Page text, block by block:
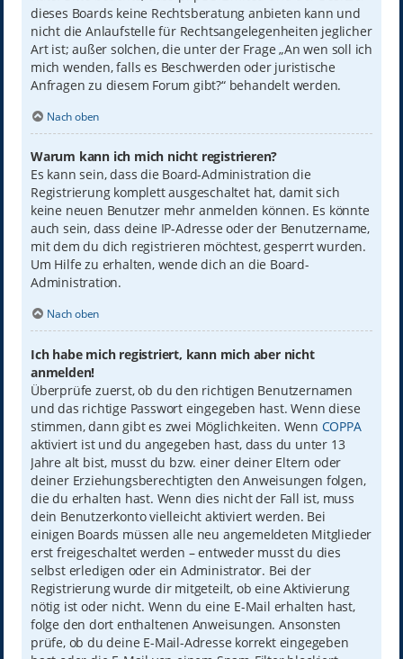
dieses Boards keine Rechtsberatung anbieten kann und
nicht die Anlaufstelle für Rechtsangelegenheiten jeglicher
Art ist; außer solchen, die unter der Frage „An wen soll ich
mich wenden, falls es Beschwerden oder juristische
Anfragen zu diesem Forum gibt?“ behandelt werden.
Nach oben
Warum kann ich mich nicht registrieren?
Es kann sein, dass die Board-Administration die
Registrierung komplett ausgeschaltet hat, damit sich
keine neuen Benutzer mehr anmelden können. Es könnte
auch sein, dass deine IP-Adresse oder der Benutzername,
mit dem du dich registrieren möchtest, gesperrt wurden.
Um Hilfe zu erhalten, wende dich an die Board-
Administration.
Nach oben
Ich habe mich registriert, kann mich aber nicht
anmelden!
Überprüfe zuerst, ob du den richtigen Benutzernamen
und das richtige Passwort eingegeben hast. Wenn diese
stimmen, dann gibt es zwei Möglichkeiten. Wenn COPPA
aktiviert ist und du angegeben hast, dass du unter 13
Jahre alt bist, musst du bzw. einer deiner Eltern oder
deiner Erziehungsberechtigten den Anweisungen folgen,
die du erhalten hast. Wenn dies nicht der Fall ist, muss
dein Benutzerkonto vielleicht aktiviert werden. Bei
einigen Boards müssen alle neu angemeldeten Mitglieder
erst freigeschaltet werden – entweder musst du dies
selbst erledigen oder ein Administrator. Bei der
Registrierung wurde dir mitgeteilt, ob eine Aktivierung
nötig ist oder nicht. Wenn du eine E-Mail erhalten hast,
folge den dort enthaltenen Anweisungen. Ansonsten
prüfe, ob du deine E-Mail-Adresse korrekt eingegeben